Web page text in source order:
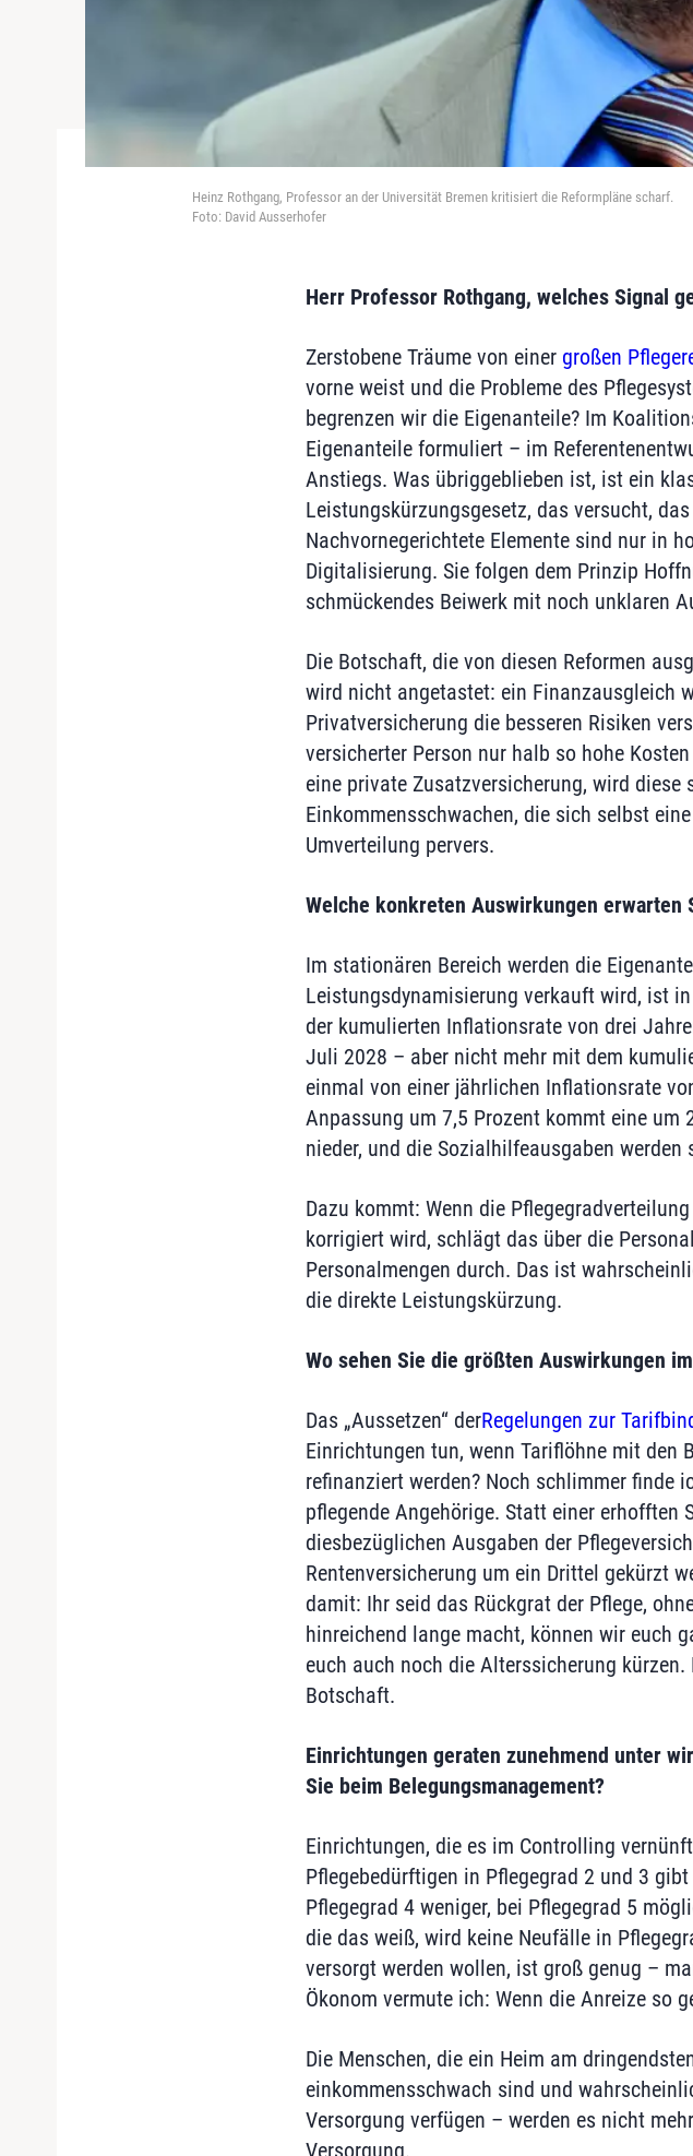
Heinz Rothgang, Professor an der Universität Bremen kritisiert die Reformpläne scharf.
Foto: David Ausserhofer
Herr Professor Rothgang, welches Signal
Zerstobene Träume von einer großen
vorne weist und die Probleme des
begrenzen wir die Eigenanteile? Im
Eigenanteile formuliert – im
Anstiegs. Was übriggeblieben ist, ist ein
Leistungskürzungsgesetz, das versucht,
Nachvornegerichtete Elemente sind nur in
Digitalisierung. Sie folgen dem Prinzip
schmückendes Beiwerk mit noch unklaren
Die Botschaft, die von diesen Reformen
wird nicht angetastet: ein Finanzausgleich
Privatversicherung die besseren Risiken
versicherter Person nur halb so hohe
eine private Zusatzversicherung, wird
Einkommensschwachen, die sich selbst
Umverteilung pervers.
Welche konkreten Auswirkungen erwarten
Im stationären Bereich werden die
Leistungsdynamisierung verkauft wird, ist
der kumulierten Inflationsrate von drei
Juli 2028 – aber nicht mehr mit dem
einmal von einer jährlichen Inflationsrate
Anpassung um 7,5 Prozent kommt eine um
nieder, und die Sozialhilfeausgaben werden
Dazu kommt: Wenn die
korrigiert wird, schlägt das über die
Personalmengen durch. Das ist
die direkte Leistungskürzung.
Wo sehen Sie die größten Auswirkungen
Das „Aussetzen“ derRegelungen zur
Einrichtungen tun, wenn Tariflöhne mit den
refinanziert werden? Noch schlimmer finde
pflegende Angehörige. Statt einer erhofften
diesbezüglichen Ausgaben der
Rentenversicherung um ein Drittel gekürzt
damit: Ihr seid das Rückgrat der Pflege,
hinreichend lange macht, können wir euch
euch auch noch die Alterssicherung
Botschaft.
Einrichtungen geraten zunehmend unter
Sie beim Belegungsmanagement?
Einrichtungen, die es im Controlling
Pflegebedürftigen in Pflegegrad 2 und 3
Pflegegrad 4 weniger, bei Pflegegrad 5
die das weiß, wird keine Neufälle in
versorgt werden wollen, ist groß genug –
Ökonom vermute ich: Wenn die Anreize so
Die Menschen, die ein Heim am
einkommensschwach sind und
Versorgung verfügen – werden es nicht
Versorgung.